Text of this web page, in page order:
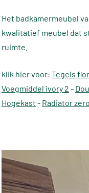
Het badkamermeubel
kwalitatief meubel dat
ruimte.
klik hier voor: Tegels
Voegmiddel ivory 2 -
Hogekast - Radiator